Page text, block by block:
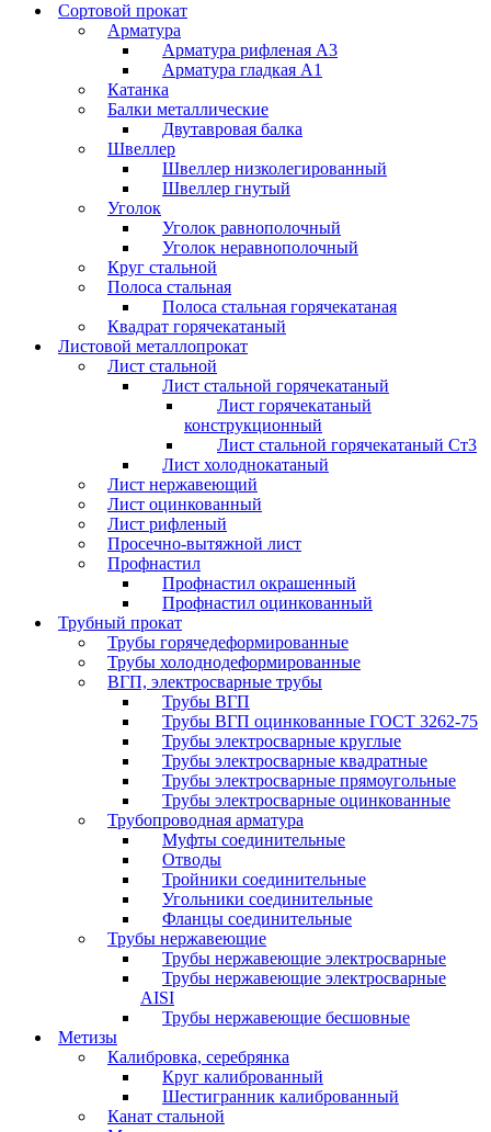
Сортовой прокат
Арматура
Арматура рифленая А3
Арматура гладкая А1
Катанка
Балки металлические
Двутавровая балка
Швеллер
Швеллер низколегированный
Швеллер гнутый
Уголок
Уголок равнополочный
Уголок неравнополочный
Круг стальной
Полоса стальная
Полоса стальная горячекатаная
Квадрат горячекатаный
Листовой металлопрокат
Лист стальной
Лист стальной горячекатаный
Лист горячекатаный
конструкционный
Лист стальной горячекатаный Ст3
Лист холоднокатаный
Лист нержавеющий
Лист оцинкованный
Лист рифленый
Просечно-вытяжной лист
Профнастил
Профнастил окрашенный
Профнастил оцинкованный
Трубный прокат
Трубы горячедеформированные
Трубы холоднодеформированные
ВГП, электросварные трубы
Трубы ВГП
Трубы ВГП оцинкованные ГОСТ 3262-75
Трубы электросварные круглые
Трубы электросварные квадратные
Трубы электросварные прямоугольные
Трубы электросварные оцинкованные
Трубопроводная арматура
Муфты соединительные
Отводы
Тройники соединительные
Угольники соединительные
Фланцы соединительные
Трубы нержавеющие
Трубы нержавеющие электросварные
Трубы нержавеющие электросварные
AISI
Трубы нержавеющие бесшовные
Метизы
Калибровка, серебрянка
Круг калиброванный
Шестигранник калиброванный
Канат стальной